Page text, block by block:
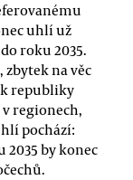
uhlí už
roku 2035.
zbytek na věc
republiky
regionech,
pochází:
2035 by konec